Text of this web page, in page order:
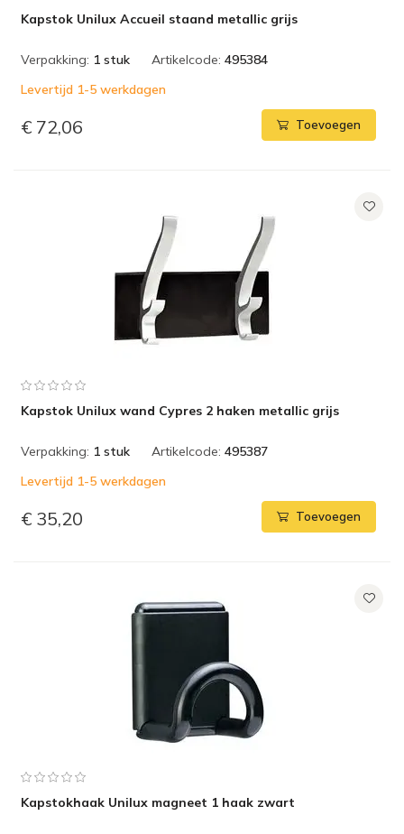
Kapstok Unilux Accueil staand metallic grijs
Verpakking: 1 stuk Artikelcode: 495384
Levertijd 1-5 werkdagen
€ 72,06 Toevoegen
Kapstok Unilux wand Cypres 2 haken metallic grijs
Verpakking: 1 stuk Artikelcode: 495387
Levertijd 1-5 werkdagen
€ 35,20 Toevoegen
Kapstokhaak Unilux magneet 1 haak zwart